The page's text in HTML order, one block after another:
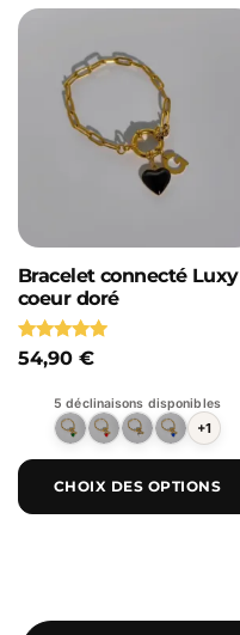
Bracelet connecté Luxy
coeur doré
Note
5.00
54,90 €
5 déclinaisons disponibles
+1
CHOIX DES OPTIONS